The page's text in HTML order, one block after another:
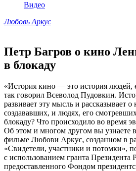
Видео
Любовь Аркус
Петр Багров о кино
в блокаду
«История кино — это история людей,
так говорил Всеволод Пудовкин.
развивает эту мысль и рассказывает
создававших, и людях, его
блокаду? Что происходило во время
Об этом и многом другом вы узнаете
фильме Любови Аркус, созданном в
«Свидетели, участники и потомки»,
с использованием гранта Президента
предоставленного Фондом